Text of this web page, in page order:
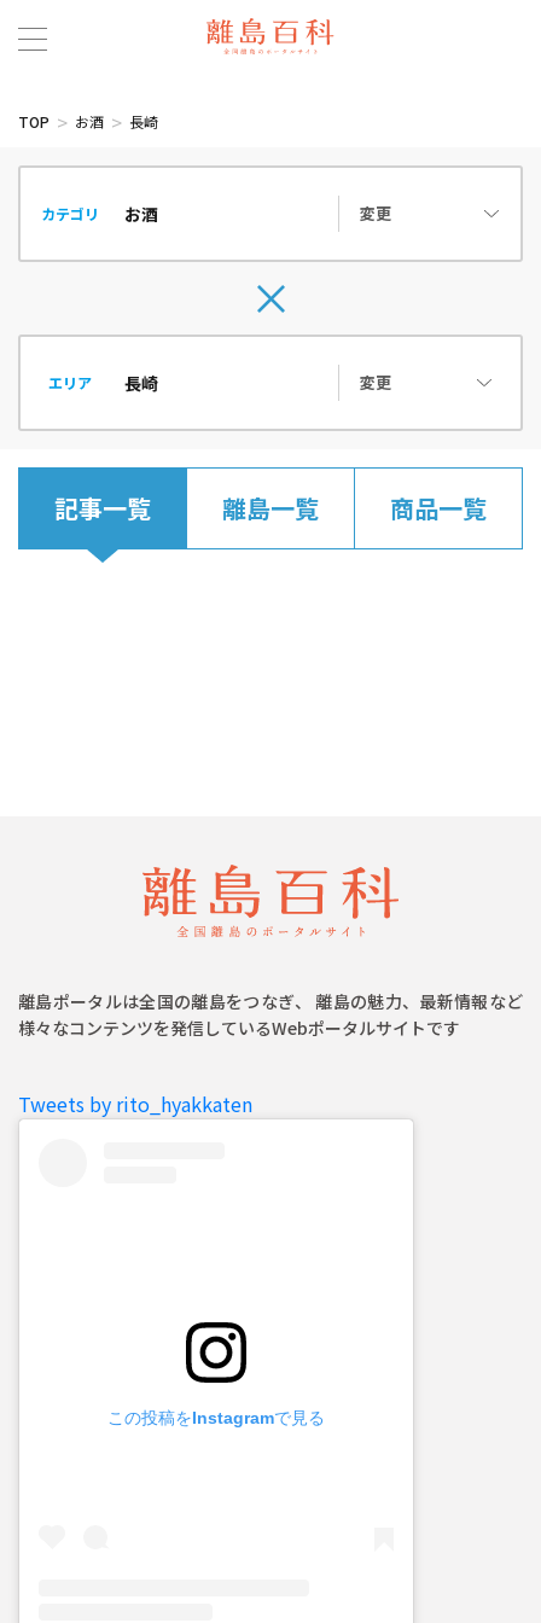
TOP お酒 長崎
カテゴリ 変更
エリア 変更
記事一覧 離島一覧 商品一覧
離島ポータルは全国の離島をつなぎ、 離島の魅力、最新情報など
様々なコンテンツを発信しているWebポータルサイトです
Tweets by rito_hyakkaten
この投稿をInstagramで見る